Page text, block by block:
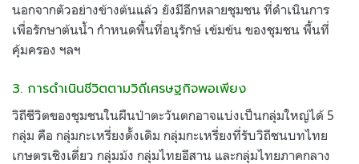
นอกจากตัวอย่างข้างต้นแล้ว ยังมีอีกหลายชุมชน ที่ดำเนินการ
เพื่อรักษาต้นน้ำ กำหนดพื้นที่อนุรักษ์ เข้มข้น ของชุมชน พื้นที่
คุ้มครอง ฯลฯ
3. การดำเนินชีวิตตามวิถีเศรษฐกิจพอเพียง
วิถีชีวิตของชุมชนในผืนป่าตะวันตกอาจแบ่งเป็นกลุ่มใหญ่ได้ 5
กลุ่ม คือ กลุ่มกะเหรี่ยงดั้งเดิม กลุ่มกะเหรี่ยงที่รับวิถีชนบทไทย
เกษตรเชิงเดี่ยว กลุ่มม้ง กลุ่มไทยอีสาน และกลุ่มไทยภาคกลาง